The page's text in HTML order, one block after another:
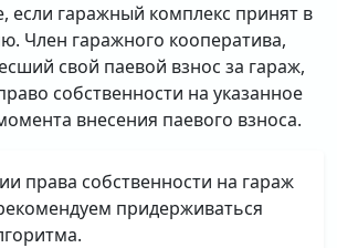
если гаражный комплекс принят в
Член гаражного кооператива,
свой паевой взнос за гараж,
собственности на указанное
внесения паевого взноса.
права собственности на гараж
придерживаться